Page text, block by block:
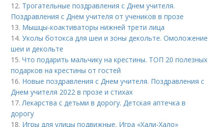
12. Трогательные поздравления с Днем учителя.
Поздравления с Днем учителя от учеников в прозе
13. Мышцы-коактиваторы нижней трети лица
14.Уколы ботокса для шеи и зоны декольте. Омоложение
шеи и декольте
15.Что подарить мальчику на крестины. ТОП 20 полезных
подарков на крестины от гостей
16. Новые поздравления с Днем учителя. Поздравления с
Днем учителя 2022 в прозе и стихах
17.Лекарства с детьми в дорогу. Детская аптечка в
дорогу
18. Игры для улицы подвижные. Игра «Хали-Хало»